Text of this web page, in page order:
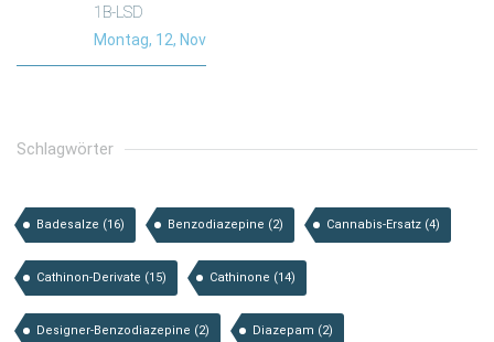
1B-LSD
Montag, 12, Nov
Schlagwörter
Badesalze (16) Benzodiazepine (2) Cannabis-Ersatz (4)
Cathinon-Derivate (15) Cathinone (14)
Designer-Benzodiazepine (2) Diazepam (2)